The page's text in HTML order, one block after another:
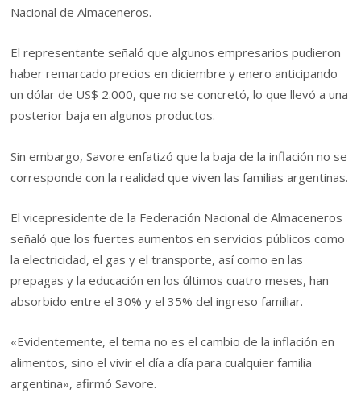
Nacional de Almaceneros.
El representante señaló que algunos empresarios pudieron
haber remarcado precios en diciembre y enero anticipando
un dólar de US$ 2.000, que no se concretó, lo que llevó a una
posterior baja en algunos productos.
Sin embargo, Savore enfatizó que la baja de la inflación no se
corresponde con la realidad que viven las familias argentinas.
El vicepresidente de la Federación Nacional de Almaceneros
señaló que los fuertes aumentos en servicios públicos como
la electricidad, el gas y el transporte, así como en las
prepagas y la educación en los últimos cuatro meses, han
absorbido entre el 30% y el 35% del ingreso familiar.
«Evidentemente, el tema no es el cambio de la inflación en
alimentos, sino el vivir el día a día para cualquier familia
argentina», afirmó Savore.